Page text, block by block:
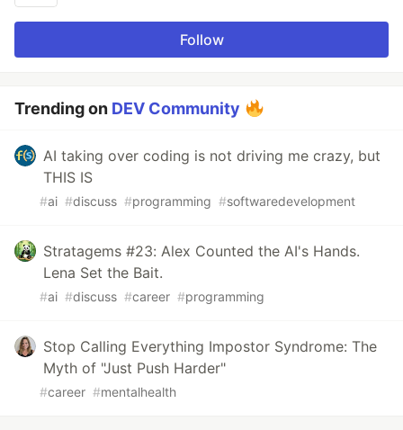
Follow
Trending on DEV Community
AI taking over coding is not driving me crazy, but
THIS IS
#ai #discuss #programming #softwaredevelopment
Stratagems #23: Alex Counted the AI's Hands.
Lena Set the Bait.
#ai #discuss #career #programming
Stop Calling Everything Impostor Syndrome: The
Myth of "Just Push Harder"
#career #mentalhealth